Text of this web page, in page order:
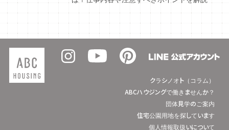
クラシノオト（コラム）
ABCハウジングで働きませんか？
団体見学のご案内
住宅公園用地を探しています
個人情報取扱いについて